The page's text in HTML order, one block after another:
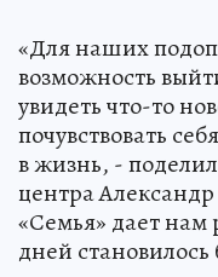
«Для наших
возможность
увидеть что-то
почувствовать
в жизнь, -
центра
«Семья» дает нам
дней